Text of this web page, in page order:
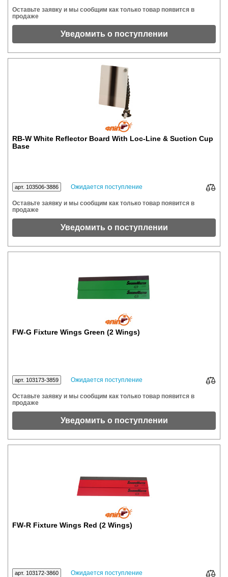
Оставьте заявку и мы сообщим как только товар появится в
продаже
Уведомить о поступлении
RB-W White Reflector Board With Loc-Line & Suction Cup
Base
арт. 103506-3886 Ожидается поступление
Оставьте заявку и мы сообщим как только товар появится в
продаже
Уведомить о поступлении
FW-G Fixture Wings Green (2 Wings)
арт. 103173-3859 Ожидается поступление
Оставьте заявку и мы сообщим как только товар появится в
продаже
Уведомить о поступлении
FW-R Fixture Wings Red (2 Wings)
арт. 103172-3860 Ожидается поступление